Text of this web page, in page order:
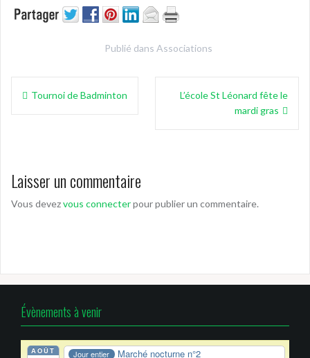
Publié dans Associations
Navigation
Tournoi de Badminton
L’école St Léonard fête le
mardi gras
Laisser un commentaire
Vous devezvous connecterpour publier un commentaire.
Évènements à venir
AOÛT Jour entier Marché nocturne n°2